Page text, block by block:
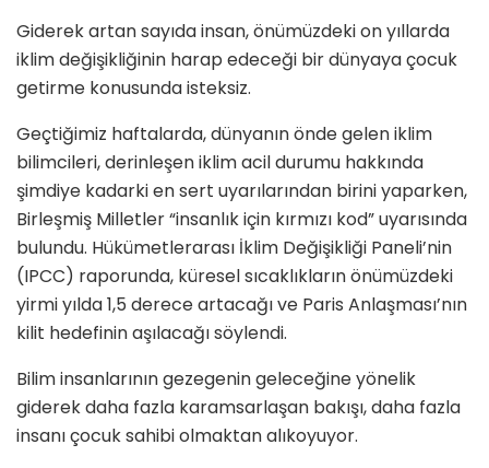
Giderek artan sayıda insan, önümüzdeki on yıllarda
iklim değişikliğinin harap edeceği bir dünyaya çocuk
getirme konusunda isteksiz.
Geçtiğimiz haftalarda, dünyanın önde gelen iklim
bilimcileri, derinleşen iklim acil durumu hakkında
şimdiye kadarki en sert uyarılarından birini yaparken,
Birleşmiş Milletler “insanlık için kırmızı kod” uyarısında
bulundu. Hükümetlerarası İklim Değişikliği Paneli’nin
(IPCC) raporunda, küresel sıcaklıkların önümüzdeki
yirmi yılda 1,5 derece artacağı ve Paris Anlaşması’nın
kilit hedefinin aşılacağı söylendi.
Bilim insanlarının gezegenin geleceğine yönelik
giderek daha fazla karamsarlaşan bakışı, daha fazla
insanı çocuk sahibi olmaktan alıkoyuyor.